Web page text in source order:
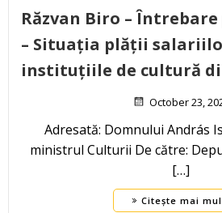
Răzvan Biro –
– Situația plății
instituțiile de cultură
October 23,
Adresată: Domnului András
ministrul Culturii De către:
[…]
Citește mai